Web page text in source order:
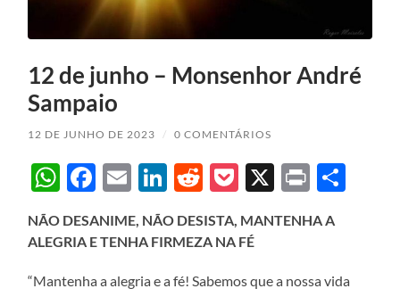
12 de junho – Monsenhor André
Sampaio
12 DE JUNHO DE 2023 / 0 COMENTÁRIOS
WhatsApp
Facebook
EmailLinkedIn
Reddit
Pocket
X Print
NÃO DESANIME, NÃO DESISTA, MANTENHA A
ALEGRIA E TENHA FIRMEZA NA FÉ
“Mantenha a alegria e a fé! Sabemos que a nossa vida